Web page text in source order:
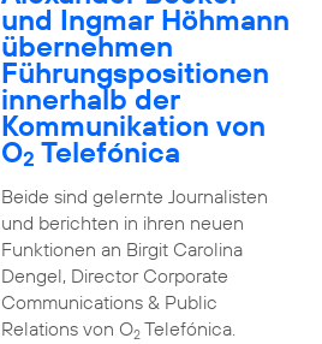
und Ingmar Höhmann
übernehmen
Führungspositionen
innerhalb der
Kommunikation von
O2 Telefónica
Beide sind gelernte Journalisten
und berichten in ihren neuen
Funktionen an Birgit Carolina
Dengel, Director Corporate
Communications & Public
Relations von O2Telefónica.